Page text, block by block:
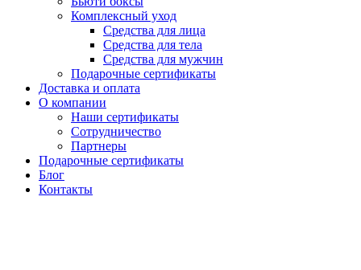
Комплексный уход
Средства для лица
Средства для тела
Средства для мужчин
Подарочные сертификаты
Доставка и оплата
О компании
Наши сертификаты
Сотрудничество
Партнеры
Подарочные сертификаты
Блог
Контакты